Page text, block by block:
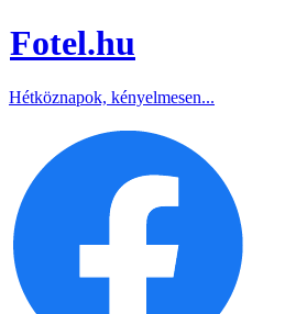
Fotel.hu
Hétköznapok, kényelmesen...